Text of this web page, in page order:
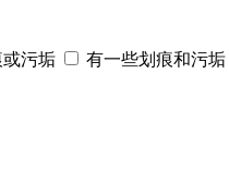
污垢 有一些划痕和污垢